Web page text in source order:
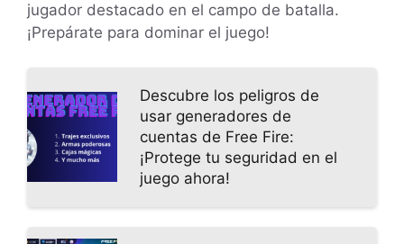
jugador destacado en el campo de batalla.
¡Prepárate para dominar el juego!
Descubre los peligros de
usar generadores de
cuentas de Free Fire:
¡Protege tu seguridad en el
juego ahora!